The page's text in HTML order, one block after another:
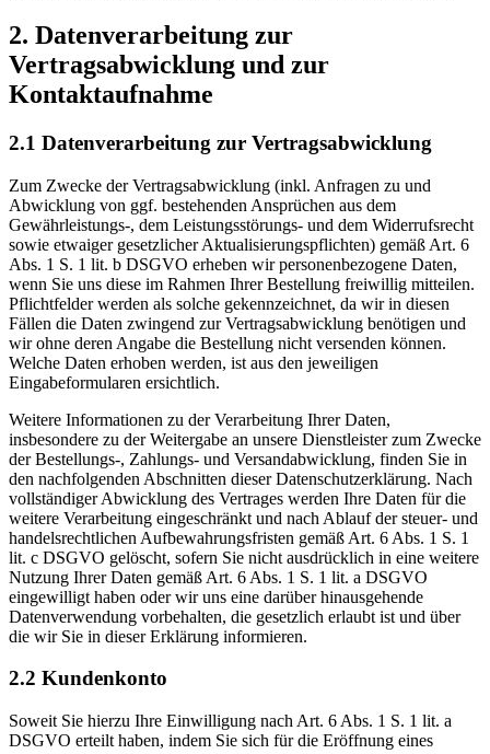
2. Datenverarbeitung zur
Vertragsabwicklung und zur
Kontaktaufnahme
2.1 Datenverarbeitung zur Vertragsabwicklung
Zum Zwecke der Vertragsabwicklung (inkl. Anfragen zu und
Abwicklung von ggf. bestehenden Ansprüchen aus dem
Gewährleistungs-, dem Leistungsstörungs- und dem Widerrufsrecht
sowie etwaiger gesetzlicher Aktualisierungspflichten) gemäß Art. 6
Abs. 1 S. 1 lit. b DSGVO erheben wir personenbezogene Daten,
wenn Sie uns diese im Rahmen Ihrer Bestellung freiwillig mitteilen.
Pflichtfelder werden als solche gekennzeichnet, da wir in diesen
Fällen die Daten zwingend zur Vertragsabwicklung benötigen und
wir ohne deren Angabe die Bestellung nicht versenden können.
Welche Daten erhoben werden, ist aus den jeweiligen
Eingabeformularen ersichtlich.
Weitere Informationen zu der Verarbeitung Ihrer Daten,
insbesondere zu der Weitergabe an unsere Dienstleister zum Zwecke
der Bestellungs-, Zahlungs- und Versandabwicklung, finden Sie in
den nachfolgenden Abschnitten dieser Datenschutzerklärung. Nach
vollständiger Abwicklung des Vertrages werden Ihre Daten für die
weitere Verarbeitung eingeschränkt und nach Ablauf der steuer- und
handelsrechtlichen Aufbewahrungsfristen gemäß Art. 6 Abs. 1 S. 1
lit. c DSGVO gelöscht, sofern Sie nicht ausdrücklich in eine weitere
Nutzung Ihrer Daten gemäß Art. 6 Abs. 1 S. 1 lit. a DSGVO
eingewilligt haben oder wir uns eine darüber hinausgehende
Datenverwendung vorbehalten, die gesetzlich erlaubt ist und über
die wir Sie in dieser Erklärung informieren.
2.2 Kundenkonto
Soweit Sie hierzu Ihre Einwilligung nach Art. 6 Abs. 1 S. 1 lit. a
DSGVO erteilt haben, indem Sie sich für die Eröffnung eines